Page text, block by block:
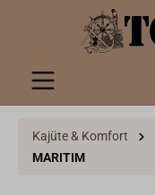
springen
Kajüte & Komfort
MARITIM